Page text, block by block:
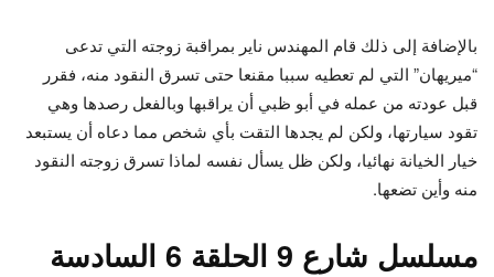
بالإضافة إلى ذلك قام المهندس ناير بمراقبة زوجته التي تدعى
“ميريهان” التي لم تعطيه سببا مقنعا حتى تسرق النقود منه، فقرر
قبل عودته من عمله في أبو ظبي أن يراقبها وبالفعل رصدها وهي
تقود سيارتها، ولكن لم يجدها التقت بأي شخص مما دعاه أن يستبعد
خيار الخيانة نهائيا، ولكن ظل يسأل نفسه لماذا تسرق زوجته النقود
منه وأين تضعها.
مسلسل شارع 9 الحلقة 6 السادسة